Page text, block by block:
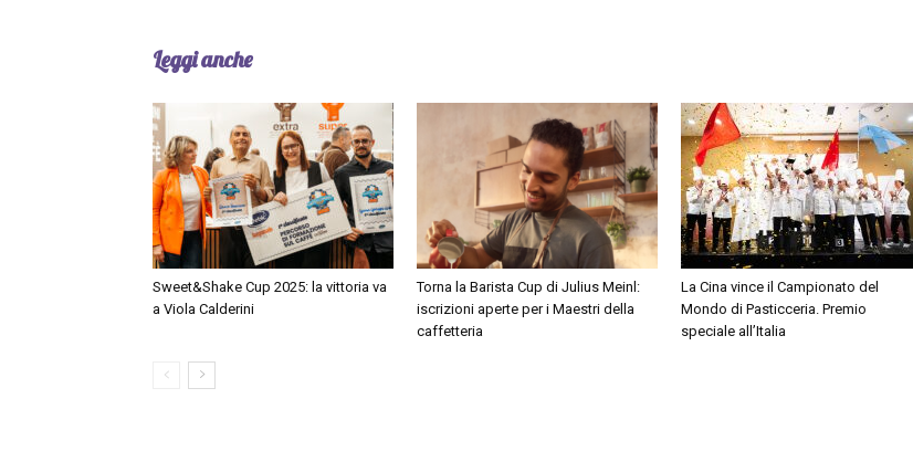
Leggi anche
Sweet&Shake Cup 2025: la vittoria va
a Viola Calderini
Torna la Barista Cup di Julius Meinl:
iscrizioni aperte per i Maestri della
caffetteria
La Cina vince il Campionato del
Mondo di Pasticceria. Premio
speciale all’Italia